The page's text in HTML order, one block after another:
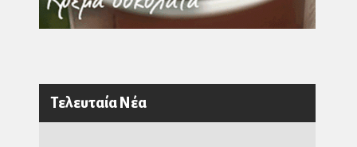
Τελευταία Νέα